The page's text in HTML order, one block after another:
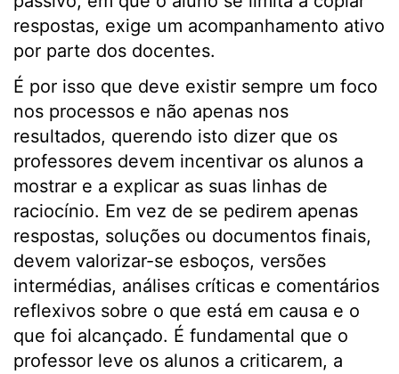
respostas, exige um acompanhamento ativo
por parte dos docentes.
É por isso que deve existir sempre um foco
nos processos e não apenas nos
resultados, querendo isto dizer que os
professores devem incentivar os alunos a
mostrar e a explicar as suas linhas de
raciocínio. Em vez de se pedirem apenas
respostas, soluções ou documentos finais,
devem valorizar-se esboços, versões
intermédias, análises críticas e comentários
reflexivos sobre o que está em causa e o
que foi alcançado. É fundamental que o
professor leve os alunos a criticarem, a